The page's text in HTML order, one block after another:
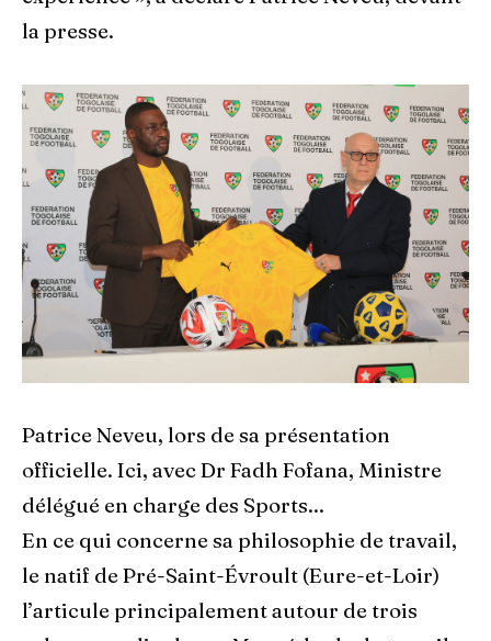
la presse.
Patrice Neveu, lors de sa présentation
officielle. Ici, avec Dr Fadh Fofana, Ministre
délégué en charge des Sports...
En ce qui concerne sa philosophie de travail,
le natif de Pré-Saint-Évroult (Eure-et-Loir)
l’articule principalement autour de trois